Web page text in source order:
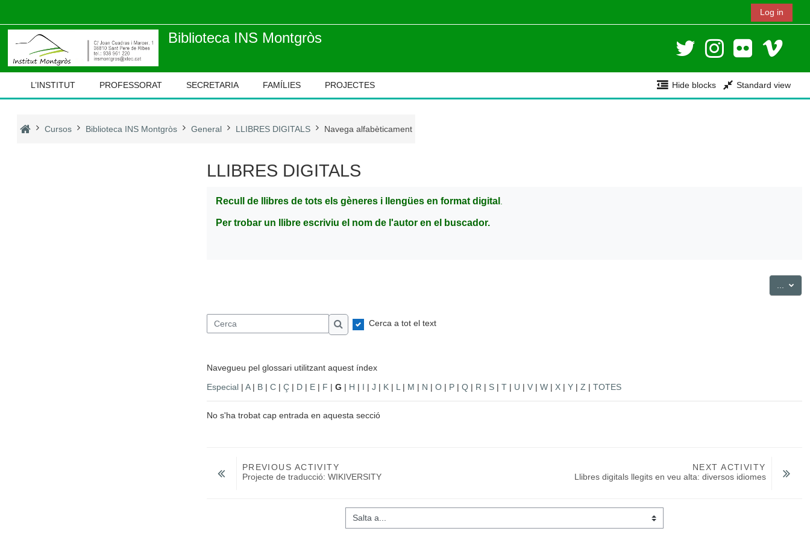
Log in
Biblioteca INS Montgròs
L’INSTITUT PROFESSORAT SECRETARIA FAMÍLIES PROJECTES Hide blocks Standard view
Cursos Biblioteca INS Montgròs General LLIBRES DIGITALS Navega alfabèticament
LLIBRES DIGITALS
Recull de llibres de tots els gèneres i llengües en format digital .
Per trobar un llibre escriviu el nom de l'autor en el buscador.
Cerca
Cerca
Cerca a tot el text
Navegueu pel glossari utilitzant aquest índex
Especial| A| B| C| Ç| D| E| F | G | H | I | J | K| L | M | N | O| P| Q| R | S| T| U | V| W| X| Y| Z | TOTES
No s'ha trobat cap entrada en aquesta secció
PREVIOUS ACTIVITY
Projecte de traducció: WIKIVERSITY
NEXT ACTIVITY
Llibres digitals llegits en veu alta: diversos idiomes